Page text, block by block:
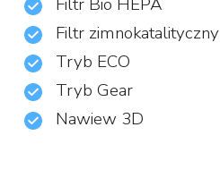
Filtr Bio HEPA
Filtr zimnokatalityczny
Tryb ECO
Tryb Gear
Nawiew 3D